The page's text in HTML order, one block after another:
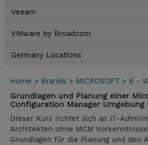
Veeam
VMware by Broadcom
Germany Locations
Home > Brands > MICROSOFT > 6 -
Grundlagen und Planung einer
Configuration Manager Umgebung
Dieser Kurs richtet sich an IT-
Architekten ohne MCM
Grundlagen für die Planung und den